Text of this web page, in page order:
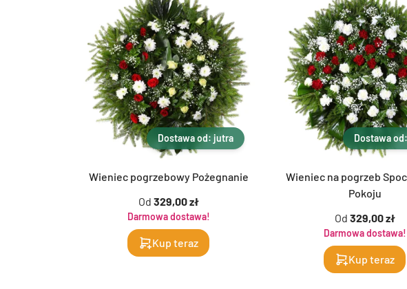
Dostawa od: jutra
Wieniec pogrzebowy Pożegnanie
Od 329,00 zł
Darmowa dostawa!
Kup teraz
Dostawa
Wieniec na pogrzeb
Pokoju
Od 329,00 zł
Darmowa dostawa!
Kup teraz